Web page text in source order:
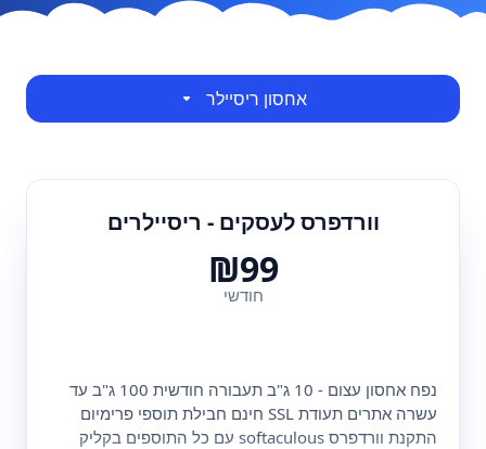
אחסון ריסיילר
וורדפרס לעסקים - ריסיילרים
₪99
חודשי
נפח אחסון עצום - 10 ג"ב תעבורה חודשית 100 ג"ב עד
עשרה אתרים תעודת SSL חינם חבילת תוספי פרימיום
התקנת וורדפרס softaculous עם כל התוספים בקליק